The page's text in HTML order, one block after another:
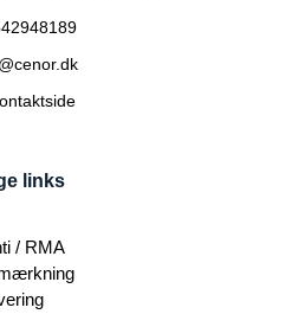
links
/ RMA